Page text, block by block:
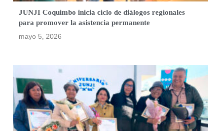
JUNJI Coquimbo inicia ciclo de diálogos regionales
para promover la asistencia permanente
mayo 5, 2026